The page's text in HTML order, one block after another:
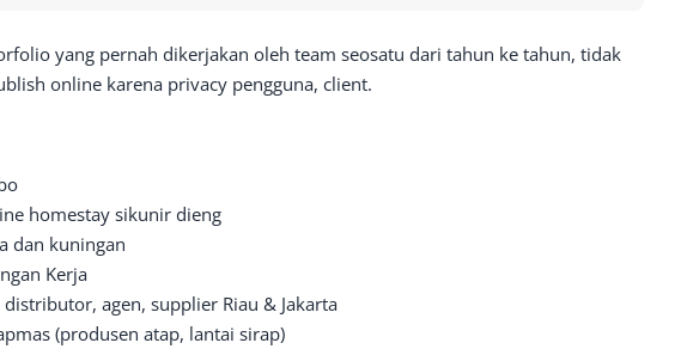
yang pernah dikerjakan oleh team seosatu dari tahun ke tahun, tidak
online karena privacy pengguna, client.
homestay sikunir dieng
dan kuningan
Kerja
agen, supplier Riau & Jakarta
(produsen atap, lantai sirap)